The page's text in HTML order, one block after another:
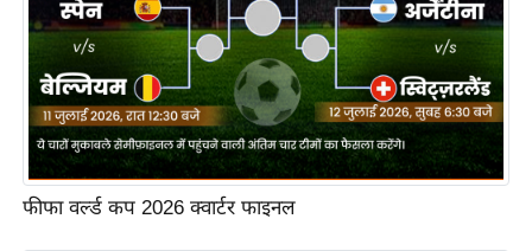
फीफा वर्ल्ड कप 2026 क्वार्टर फाइनल